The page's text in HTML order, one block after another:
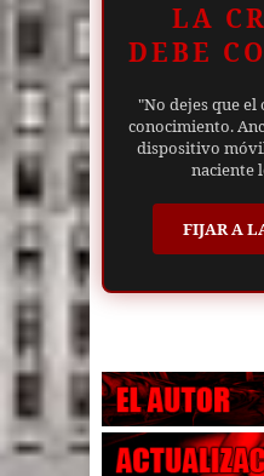
LA
DEBE
"No dejes que
conocimiento.
dispositivo
naciente
FIJAR A